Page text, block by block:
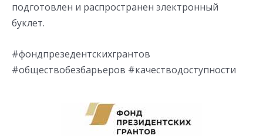
подготовлен и распространен электронный
буклет.
#фондпрезедентскихгрантов
#обществобезбарьеров #качестводоступности